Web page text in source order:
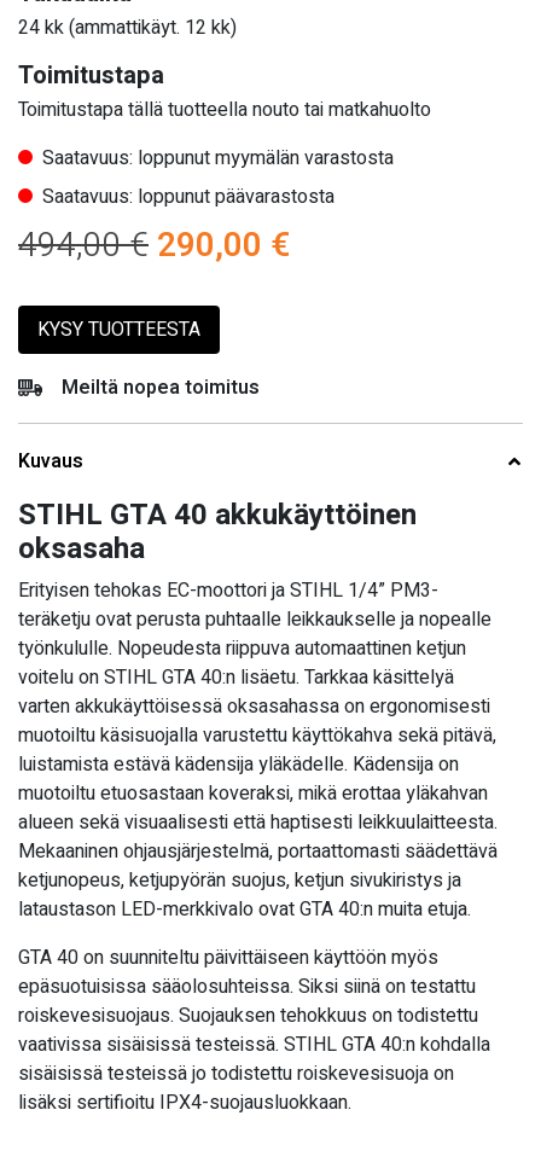
24 kk (ammattikäyt. 12 kk)
Toimitustapa
Toimitustapa tällä tuotteella nouto tai matkahuolto
Saatavuus: loppunut myymälän varastosta
Saatavuus: loppunut päävarastosta
494,00€Alkuperäinen
hinta
oli:
494,00 €.
290,00 €
KYSY TUOTTEESTA
Meiltä nopea toimitus
Kuvaus
STIHL GTA 40 akkukäyttöinen
oksasaha
Erityisen tehokas EC-moottori ja STIHL 1/4” PM3-
teräketju ovat perusta puhtaalle leikkaukselle ja nopealle
työnkululle. Nopeudesta riippuva automaattinen ketjun
voitelu on STIHL GTA 40:n lisäetu. Tarkkaa käsittelyä
varten akkukäyttöisessä oksasahassa on ergonomisesti
muotoiltu käsisuojalla varustettu käyttökahva sekä pitävä,
luistamista estävä kädensija yläkädelle. Kädensija on
muotoiltu etuosastaan koveraksi, mikä erottaa yläkahvan
alueen sekä visuaalisesti että haptisesti leikkuulaitteesta.
Mekaaninen ohjausjärjestelmä, portaattomasti säädettävä
ketjunopeus, ketjupyörän suojus, ketjun sivukiristys ja
lataustason LED-merkkivalo ovat GTA 40:n muita etuja.
GTA 40 on suunniteltu päivittäiseen käyttöön myös
epäsuotuisissa sääolosuhteissa. Siksi siinä on testattu
roiskevesisuojaus. Suojauksen tehokkuus on todistettu
vaativissa sisäisissä testeissä. STIHL GTA 40:n kohdalla
sisäisissä testeissä jo todistettu roiskevesisuoja on
lisäksi sertifioitu IPX4-suojausluokkaan.